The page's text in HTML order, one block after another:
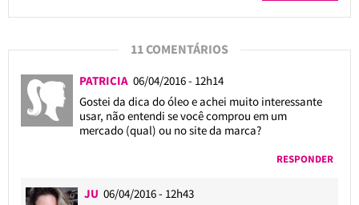
11 COMENTÁRIOS
PATRICIA 06/04/2016 - 12h14
Gostei da dica do óleo e achei muito interessante
usar, não entendi se você comprou em um
mercado (qual) ou no site da marca?
RESPONDER
JU 06/04/2016 - 12h43